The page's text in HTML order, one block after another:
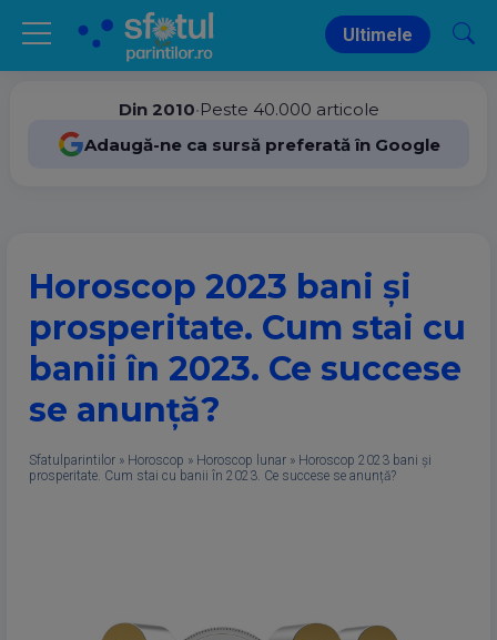
Ultimele
Din 2010•Peste 40.000 articole
Adaugă-ne ca sursă preferată în Google
Horoscop 2023 bani și
prosperitate. Cum stai cu
banii în 2023. Ce succese
se anunță?
Sfatulparintilor » Horoscop » Horoscop lunar » Horoscop 2023 bani și
prosperitate. Cum stai cu banii în 2023. Ce succese se anunță?